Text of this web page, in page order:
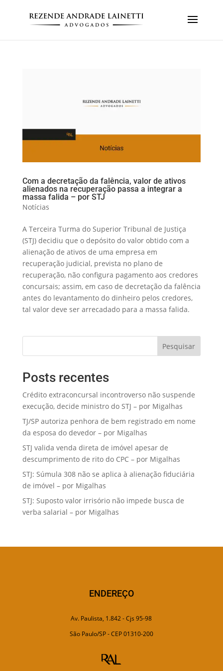
Com a decretação da falência, valor de ativos
alienados na recuperação passa a integrar a
massa falida – por STJ
Notícias
A Terceira Turma do Superior Tribunal de Justiça
(STJ) decidiu que o depósito do valor obtido com a
alienação de ativos de uma empresa em
recuperação judicial, prevista no plano de
recuperação, não configura pagamento aos credores
concursais; assim, em caso de decretação da falência
antes do levantamento do dinheiro pelos credores,
tal valor deve ser arrecadado para a massa falida.
Pesquisar
Posts recentes
Crédito extraconcursal incontroverso não suspende
execução, decide ministro do STJ – por Migalhas
TJ/SP autoriza penhora de bem registrado em nome
da esposa do devedor – por Migalhas
STJ valida venda direta de imóvel apesar de
descumprimento de rito do CPC – por Migalhas
STJ: Súmula 308 não se aplica à alienação fiduciária
de imóvel – por Migalhas
STJ: Suposto valor irrisório não impede busca de
verba salarial – por Migalhas
ENDEREÇO
Av. Paulista, 1.842 - Cjs 95-98
São Paulo/SP - CEP 01310-200